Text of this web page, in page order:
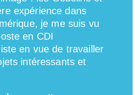
expérience dans
je me suis vu
en CDI
en vue de travailler
intéressants et